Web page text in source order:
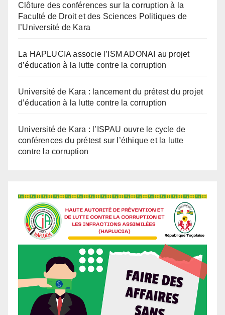
Clôture des conférences sur la corruption à la
Faculté de Droit et des Sciences Politiques de
l’Université de Kara
La HAPLUCIA associe l’ISM ADONAI au projet
d’éducation à la lutte contre la corruption
Université de Kara : lancement du prétest du projet
d’éducation à la lutte contre la corruption
Université de Kara : l’ISPAU ouvre le cycle de
conférences du prétest sur l’éthique et la lutte
contre la corruption